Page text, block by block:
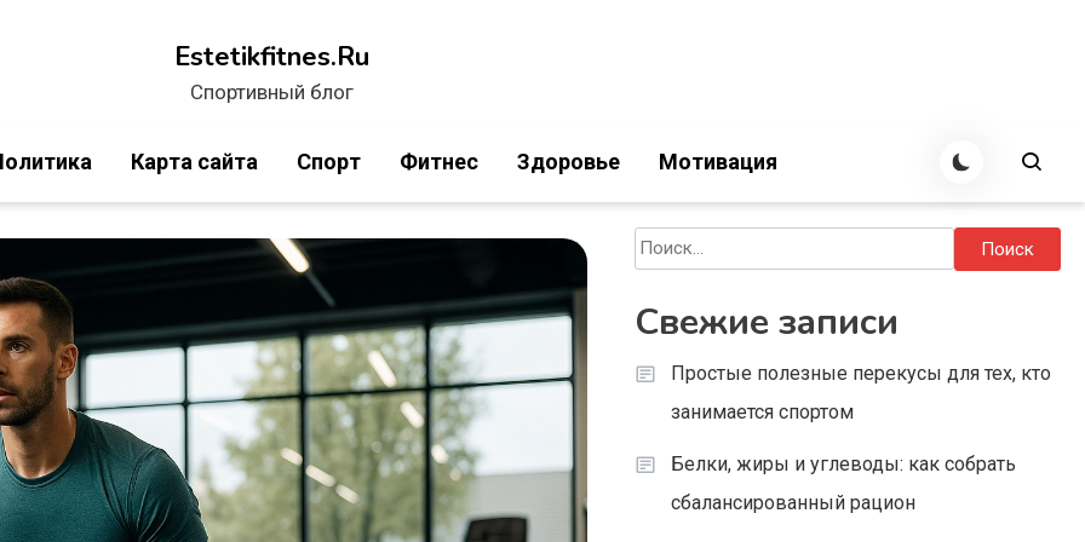
Estetikfitnes.Ru
Спортивный блог
Карта сайта Спорт Фитнес Здоровье Мотивация
Найти:
Свежие записи
Простые полезные перекусы для тех, кто
занимается спортом
Белки, жиры и углеводы: как собрать
сбалансированный рацион